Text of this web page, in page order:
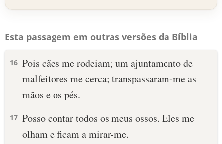
Esta passagem em outras versões da Bíblia
16 Pois cães me rodeiam; um ajuntamento de
malfeitores me cerca; transpassaram-me as
mãos e os pés.
17 Posso contar todos os meus ossos. Eles me
olham e ficam a mirar-me.